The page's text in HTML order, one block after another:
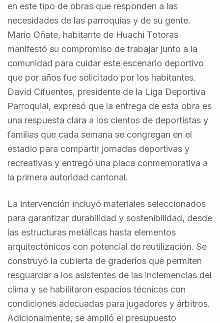
en este tipo de obras que responden a las
necesidades de las parroquias y de su gente.
Mario Oñate, habitante de Huachi Totoras
manifestó su compromiso de trabajar junto a la
comunidad para cuidar este escenario deportivo
que por años fue solicitado por los habitantes.
David Cifuentes, presidente de la Liga Deportiva
Parroquial, expresó que la entrega de esta obra es
una respuesta clara a los cientos de deportistas y
familias que cada semana se congregan en el
estadio para compartir jornadas deportivas y
recreativas y entregó una placa conmemorativa a
la primera autoridad cantonal.
La intervención incluyó materiales seleccionados
para garantizar durabilidad y sostenibilidad, desde
las estructuras metálicas hasta elementos
arquitectónicos con potencial de reutilización. Se
construyó la cubierta de graderíos que permiten
resguardar a los asistentes de las inclemencias del
clima y se habilitaron espacios técnicos con
condiciones adecuadas para jugadores y árbitros.
Adicionalmente, se amplió el presupuesto